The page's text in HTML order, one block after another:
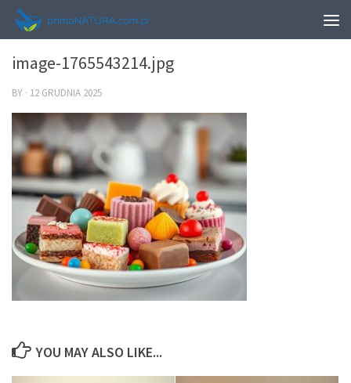
0
image-1765543214.jpg
BY · 12 GRUDNIA 2025
YOU MAY ALSO LIKE...